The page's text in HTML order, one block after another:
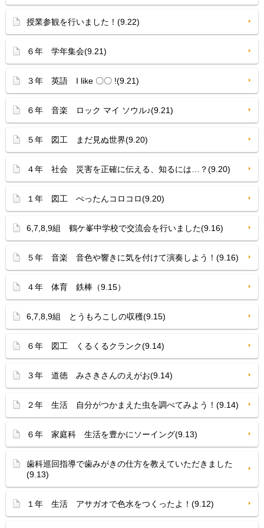
授業参観を行いました！(9.22)
６年 学年集会(9.21)
３年 英語 I like 〇〇 !(9.21)
６年 音楽 ロック マイ ソウル♪(9.21)
５年 図工 まだ見ぬ世界(9.20)
４年 社会 災害を正確に伝える、知るには…？(9.20)
１年 図工 ぺったんコロコロ(9.20)
6,7,8,9組 鶴ケ峯中学校で交流会を行いました(9.16)
５年 音楽 音色や響きに気を付けて演奏しよう！(9.16)
４年 体育 鉄棒（9.15）
6,7,8,9組 とうもろこしの収穫(9.15)
６年 図工 くるくるクランク(9.14)
３年 道徳 みさきさんのえがお(9.14)
２年 生活 自分がつかまえた虫を調べてみよう！(9.14)
６年 家庭科 生活を豊かにソーイング(9.13)
歯科巡回指導で歯みがきの仕方を教えていただきました
(9.13)
１年 生活 アサガオで色水をつくったよ！(9.12)